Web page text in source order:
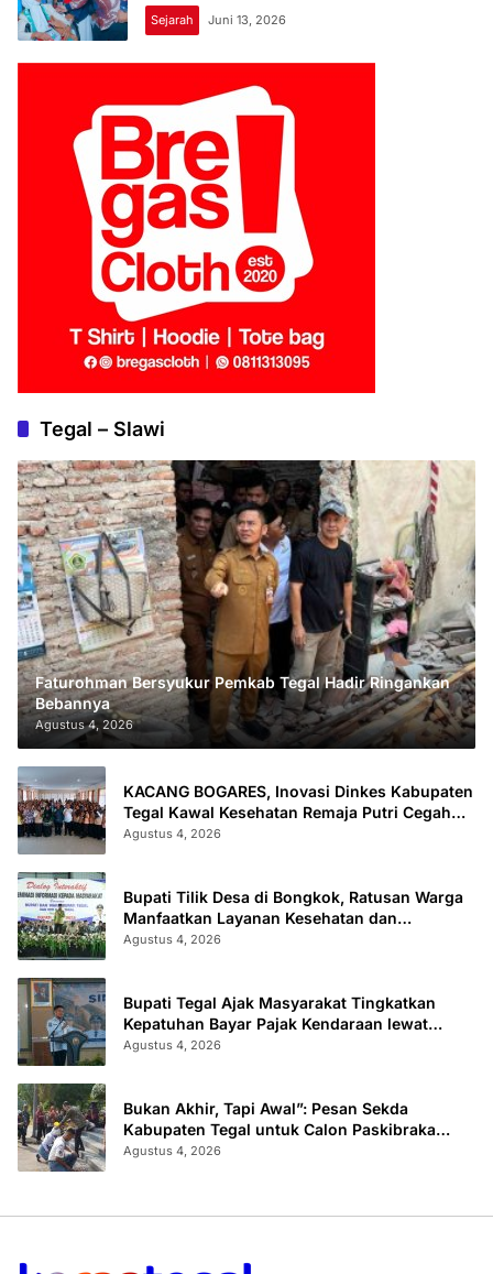
Sejarah Juni 13, 2026
Tegal – Slawi
Faturohman Bersyukur Pemkab Tegal Hadir Ringankan
Bebannya
Agustus 4, 2026
KACANG BOGARES, Inovasi Dinkes Kabupaten
Tegal Kawal Kesehatan Remaja Putri Cegah
Stunting
Agustus 4, 2026
Bupati Tilik Desa di Bongkok, Ratusan Warga
Manfaatkan Layanan Kesehatan dan
Administrasi
Agustus 4, 2026
Bupati Tegal Ajak Masyarakat Tingkatkan
Kepatuhan Bayar Pajak Kendaraan lewat
“TULUS NGOPENI”
Agustus 4, 2026
Bukan Akhir, Tapi Awal”: Pesan Sekda
Kabupaten Tegal untuk Calon Paskibraka
2026
Agustus 4, 2026